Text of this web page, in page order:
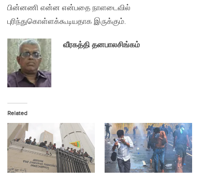
பின்னணி என்ன என்பதை நாளடைவில்
புரிந்துகொள்ளக்கூடியதாக இருக்கும்.
வீரகத்தி தனபாலசிங்கம்
Related